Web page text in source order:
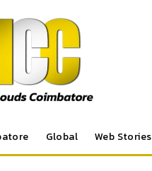
Global Web Stories